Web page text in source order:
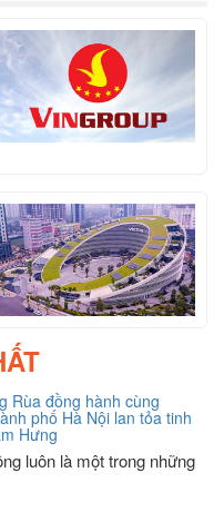
Rùa đồng hành cùng
phố Hà Nội lan tỏa tinh
Hưng
luôn là một trong những